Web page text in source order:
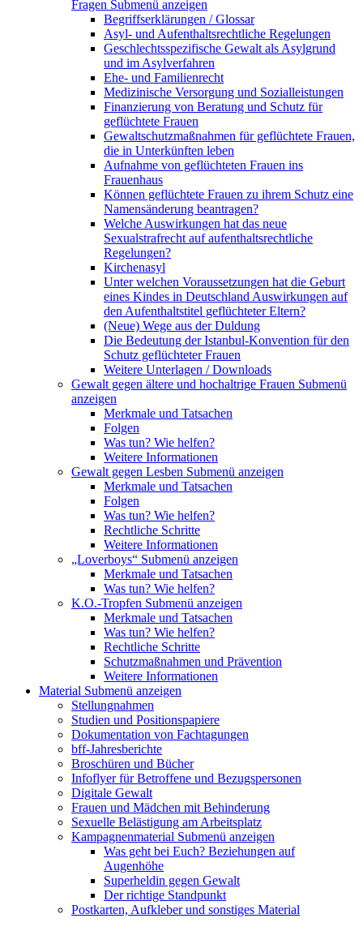
Fragen Submenü anzeigen
Begriffserklärungen / Glossar
Asyl- und Aufenthaltsrechtliche Regelungen
Geschlechtsspezifische Gewalt als Asylgrund
und im Asylverfahren
Ehe- und Familienrecht
Medizinische Versorgung und Sozialleistungen
Finanzierung von Beratung und Schutz für
geflüchtete Frauen
Gewaltschutzmaßnahmen für geflüchtete Frauen,
die in Unterkünften leben
Aufnahme von geflüchteten Frauen ins
Frauenhaus
Können geflüchtete Frauen zu ihrem Schutz eine
Namensänderung beantragen?
Welche Auswirkungen hat das neue
Sexualstrafrecht auf aufenthaltsrechtliche
Regelungen?
Kirchenasyl
Unter welchen Voraussetzungen hat die Geburt
eines Kindes in Deutschland Auswirkungen auf
den Aufenthaltstitel geflüchteter Eltern?
(Neue) Wege aus der Duldung
Die Bedeutung der Istanbul-Konvention für den
Schutz geflüchteter Frauen
Weitere Unterlagen / Downloads
Gewalt gegen ältere und hochaltrige Frauen Submenü
anzeigen
Merkmale und Tatsachen
Folgen
Was tun? Wie helfen?
Weitere Informationen
Gewalt gegen Lesben Submenü anzeigen
Merkmale und Tatsachen
Folgen
Was tun? Wie helfen?
Rechtliche Schritte
Weitere Informationen
„Loverboys“ Submenü anzeigen
Merkmale und Tatsachen
Was tun? Wie helfen?
K.O.-Tropfen Submenü anzeigen
Merkmale und Tatsachen
Was tun? Wie helfen?
Rechtliche Schritte
Schutzmaßnahmen und Prävention
Weitere Informationen
Material Submenü anzeigen
Stellungnahmen
Studien und Positionspapiere
Dokumentation von Fachtagungen
bff-Jahresberichte
Broschüren und Bücher
Infoflyer für Betroffene und Bezugspersonen
Digitale Gewalt
Frauen und Mädchen mit Behinderung
Sexuelle Belästigung am Arbeitsplatz
Kampagnenmaterial Submenü anzeigen
Was geht bei Euch? Beziehungen auf
Augenhöhe
Superheldin gegen Gewalt
Der richtige Standpunkt
Postkarten, Aufkleber und sonstiges Material